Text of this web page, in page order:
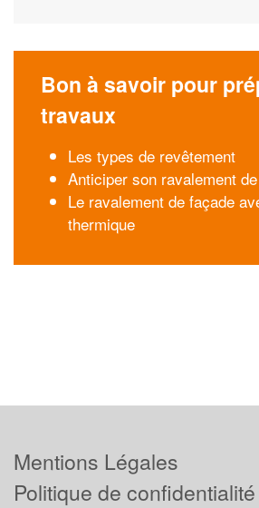
Bon à savoir pour
travaux
Les types de revêtement
Anticiper son ravalement
Le ravalement de façade
thermique
Mentions Légales
Politique de confidentialité